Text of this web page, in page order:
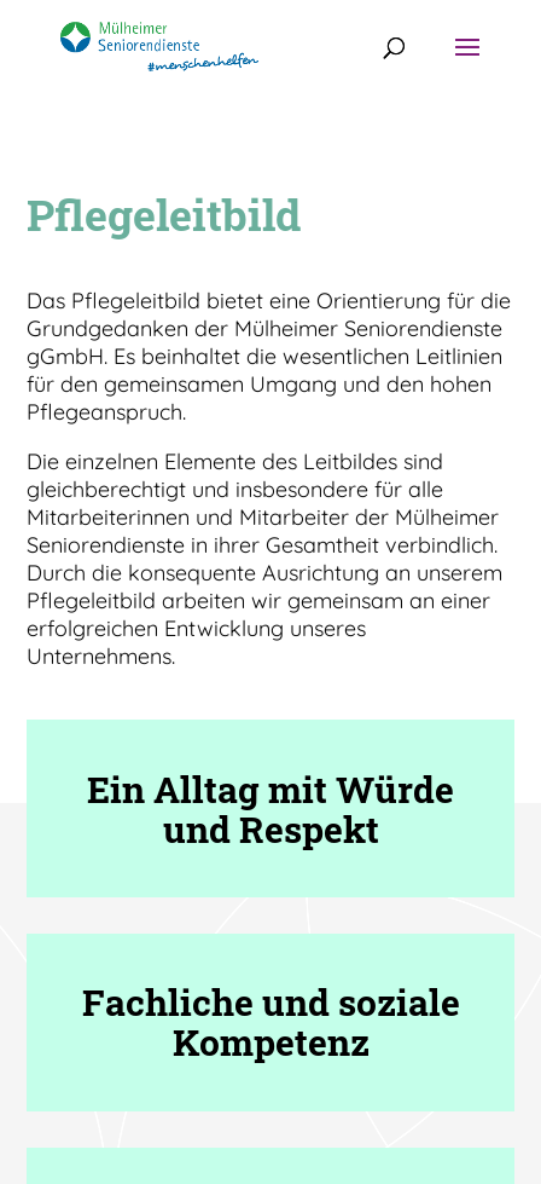
Pflegeleitbild
Das Pflegeleitbild bietet eine Orientierung für die
Grundgedanken der Mülheimer Seniorendienste
gGmbH. Es beinhaltet die wesentlichen Leitlinien
für den gemeinsamen Umgang und den hohen
Pflegeanspruch.
Die einzelnen Elemente des Leitbildes sind
gleichberechtigt und insbesondere für alle
Mitarbeiterinnen und Mitarbeiter der Mülheimer
Seniorendienste in ihrer Gesamtheit verbindlich.
Durch die konsequente Ausrichtung an unserem
Pflegeleitbild arbeiten wir gemeinsam an einer
erfolgreichen Entwicklung unseres
Unternehmens.
Ein Alltag mit Würde
und Respekt
Fachliche und soziale
Kompetenz